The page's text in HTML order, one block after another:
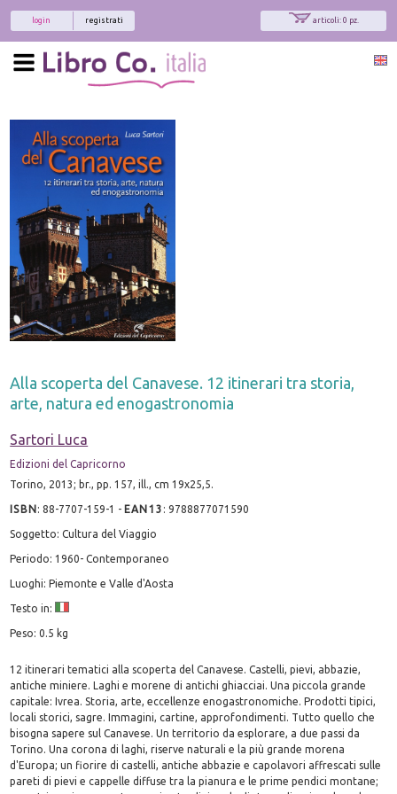
articoli: 0 pz.
registrati
login
Alla scoperta del Canavese. 12 itinerari tra storia,
arte, natura ed enogastronomia
Sartori Luca
Edizioni del Capricorno
Torino, 2013; br., pp. 157, ill., cm 19x25,5.
ISBN:88-7707-159-1 - EAN13 :9788877071590
Soggetto: Cultura del Viaggio
Periodo: 1960- Contemporaneo
Luoghi: Piemonte e Valle d'Aosta
Testo in:
Peso: 0.5 kg
12 itinerari tematici alla scoperta del Canavese. Castelli, pievi, abbazie,
antiche miniere. Laghi e morene di antichi ghiacciai. Una piccola grande
capitale: Ivrea. Storia, arte, eccellenze enogastronomiche. Prodotti tipici,
locali storici, sagre. Immagini, cartine, approfondimenti. Tutto quello che
bisogna sapere sul Canavese. Un territorio da esplorare, a due passi da
Torino. Una corona di laghi, riserve naturali e la più grande morena
d'Europa; un fiorire di castelli, antiche abbazie e capolavori affrescati sulle
pareti di pievi e cappelle diffuse tra la pianura e le prime pendici montane;